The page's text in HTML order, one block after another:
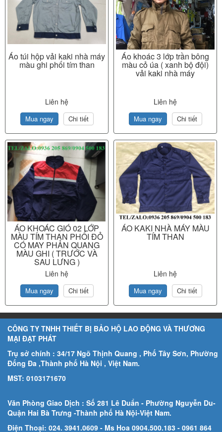
Áo túi hộp vải kaki nhà máy
màu ghi phối tím than
Liên hệ
Mua ngay Chi tiết
Áo khoác 3 lớp trần bông
màu cỏ úa ( xanh bộ đội)
vải kaki nhà máy
Liên hệ
Mua ngay Chi tiết
ÁO KHOÁC GIÓ 02 LỚP
MÀU TÍM THAN PHỐI ĐỎ
CÓ MAY PHẢN QUANG
MÀU GHI ( TRƯỚC VÀ
SAU LƯNG )
Liên hệ
Mua ngay Chi tiết
ÁO KAKI NHÀ MÁY MÀU
TÍM THAN
Liên hệ
Mua ngay Chi tiết
CÔNG TY TNHH THIẾT BỊ BẢO HỘ LAO ĐỘNG VÀ THƯƠNG
MẠI ĐẠT PHÁT
Trụ sở chính : 34/17 Ngõ Thịnh Quang , Phố Tây Sơn, Phường
Đống Đa ,Thành phố Hà Nội , Việt Nam.
MST: 0103171670
Văn Phòng Giao Dịch : Số 281 Lê Duẩn - Phường Nguyễn Du-
Quận Hai Bà Trưng -Thành phố Hà Nội-Việt Nam.
Điện Thoại: 024. 3941.0609 - Ms Hoa 0904.500.183 - 0961 864